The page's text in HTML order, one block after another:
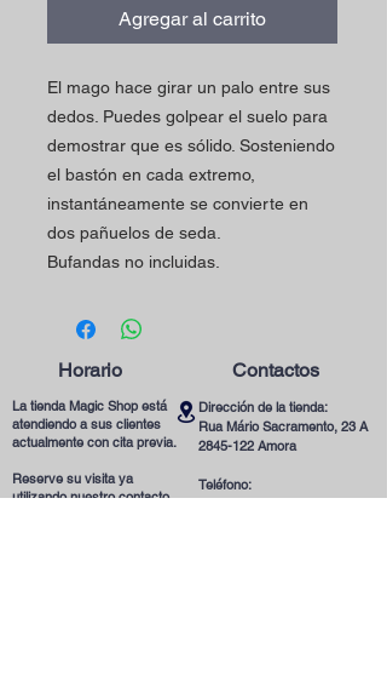
Agregar al carrito
El mago hace girar un palo entre sus
dedos. Puedes golpear el suelo para
demostrar que es sólido. Sosteniendo
el bastón en cada extremo,
instantáneamente se convierte en
dos pañuelos de seda.
Bufandas no incluidas.
Horario
La tienda Magic Shop está
atendiendo a sus clientes
actualmente con cita previa.
Reserve su visita ya
utilizando nuestro contacto
Contactos
Dirección de la tienda:
Rua Mário Sacramento, 23 A
2845-122 Amora
Teléfono: